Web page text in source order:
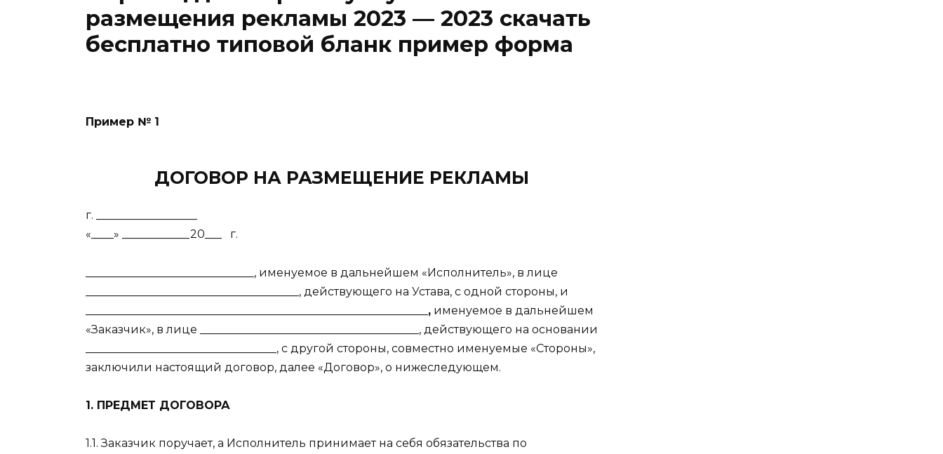
размещения рекламы 2023 — 2023 скачать
бесплатно типовой бланк пример форма
Пример № 1
ДОГОВОР НА РАЗМЕЩЕНИЕ РЕКЛАМЫ
г. __________________
«____» ____________20___ г.
______________________________, именуемое в дальнейшем «Исполнитель», в лице
______________________________________, действующего на Устава, с одной стороны, и
, именуемое в дальнейшем
«Заказчик», в лице _______________________________________, действующего на основании
__________________________________, с другой стороны, совместно именуемые «Стороны»,
заключили настоящий договор, далее «Договор», о нижеследующем.
1. ПРЕДМЕТ ДОГОВОРА
1.1. Заказчик поручает, а Исполнитель принимает на себя обязательства по